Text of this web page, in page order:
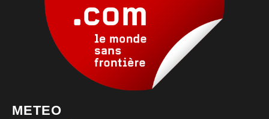
METEO